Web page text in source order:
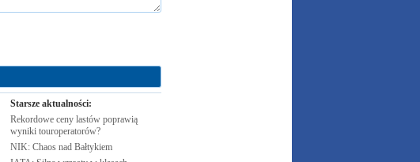
Starsze aktualności:
Rekordowe ceny lastów poprawią
wyniki touroperatorów?
NIK: Chaos nad Bałtykiem